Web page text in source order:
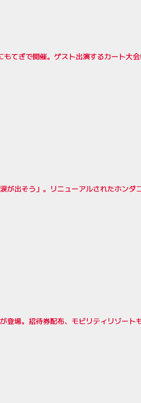
てぎで開催。ゲスト出演するカート大
が出そう」。リニューアルされたホンダ
登場。招待券配布、モビリティリゾート